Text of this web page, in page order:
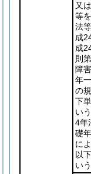
又
等
法
成
成
則
障
年
の
下
い
4年
礎
に
以
い